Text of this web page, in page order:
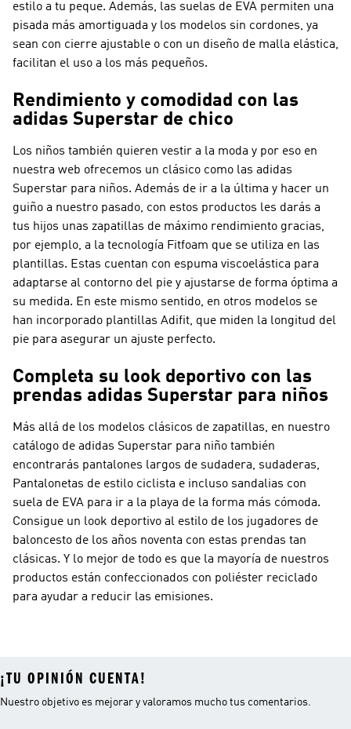
estilo a tu peque. Además, las suelas de EVA permiten una
pisada más amortiguada y los modelos sin cordones, ya
sean con cierre ajustable o con un diseño de malla elástica,
facilitan el uso a los más pequeños.
Rendimiento y comodidad con las
adidas Superstar de chico
Los niños también quieren vestir a la moda y por eso en
nuestra web ofrecemos un clásico como las adidas
Superstar para niños. Además de ir a la última y hacer un
guiño a nuestro pasado, con estos productos les darás a
tus hijos unas zapatillas de máximo rendimiento gracias,
por ejemplo, a la tecnología Fitfoam que se utiliza en las
plantillas. Estas cuentan con espuma viscoelástica para
adaptarse al contorno del pie y ajustarse de forma óptima a
su medida. En este mismo sentido, en otros modelos se
han incorporado plantillas Adifit, que miden la longitud del
pie para asegurar un ajuste perfecto.
Completa su look deportivo con las
prendas adidas Superstar para niños
Más allá de los modelos clásicos de zapatillas, en nuestro
catálogo de adidas Superstar para niño también
encontrarás pantalones largos de sudadera, sudaderas,
Pantalonetas de estilo ciclista e incluso sandalias con
suela de EVA para ir a la playa de la forma más cómoda.
Consigue un look deportivo al estilo de los jugadores de
baloncesto de los años noventa con estas prendas tan
clásicas. Y lo mejor de todo es que la mayoría de nuestros
productos están confeccionados con poliéster reciclado
para ayudar a reducir las emisiones.
¡TU OPINIÓN CUENTA!
Nuestro objetivo es mejorar y valoramos mucho tus comentarios.